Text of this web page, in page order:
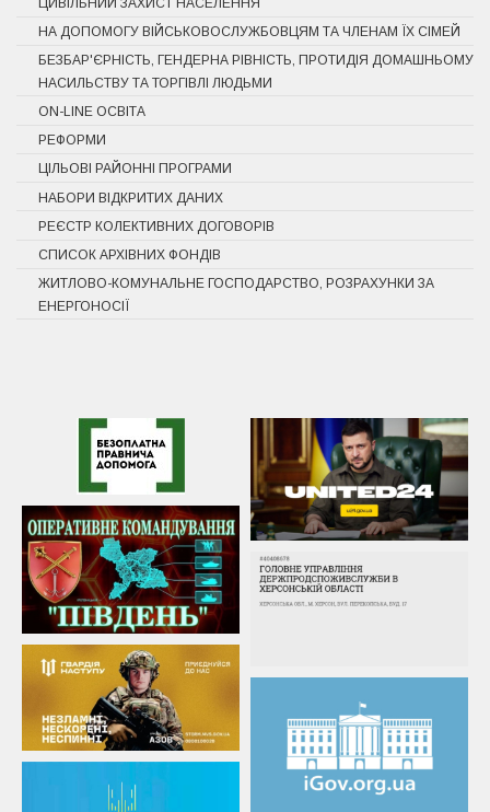
НА ДОПОМОГУ ВІЙСЬКОВОСЛУЖБОВЦЯМ ТА ЧЛЕНАМ ЇХ СІМЕЙ
БЕЗБАР'ЄРНІСТЬ, ГЕНДЕРНА РІВНІСТЬ, ПРОТИДІЯ ДОМАШНЬОМУ
НАСИЛЬСТВУ ТА ТОРГІВЛІ ЛЮДЬМИ
ON-LINE ОСВІТА
РЕФОРМИ
ЦІЛЬОВІ РАЙОННІ ПРОГРАМИ
НАБОРИ ВІДКРИТИХ ДАНИХ
РЕЄСТР КОЛЕКТИВНИХ ДОГОВОРІВ
СПИСОК АРХІВНИХ ФОНДІВ
ЖИТЛОВО-КОМУНАЛЬНЕ ГОСПОДАРСТВО, РОЗРАХУНКИ ЗА
ЕНЕРГОНОСІЇ